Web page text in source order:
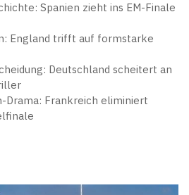
Spanien zieht ins EM-Finale
England trifft auf formstarke
Deutschland scheitert an
Drama: Frankreich eliminiert